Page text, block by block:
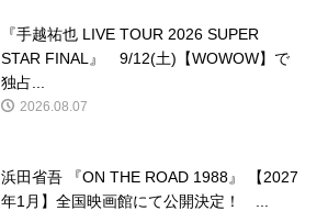
『手越祐也 LIVE TOUR 2026 SUPER
STAR FINAL』 9/12(土)【WOWOW】で
独占...
2026.08.07
浜田省吾 『ON THE ROAD 1988』 【2027
年1月】全国映画館にて公開決定！ ...